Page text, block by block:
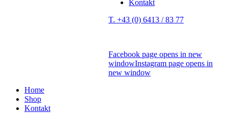
Kontakt
T. +43 (0) 6413 / 83 77
Facebook page opens in new
windowInstagram page opens in
new window
Home
Shop
Kontakt